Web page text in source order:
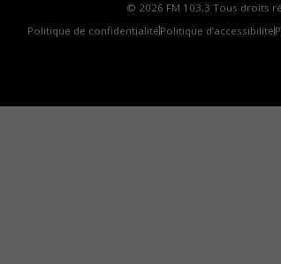
© 2026 FM 103,3 Tous droits
Politique de confidentialité Politique d’accessibilité